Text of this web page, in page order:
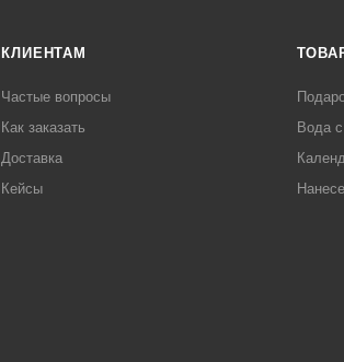
КЛИЕНТАМ
Частые вопросы
Как заказать
Доставка
Кейсы
Вода